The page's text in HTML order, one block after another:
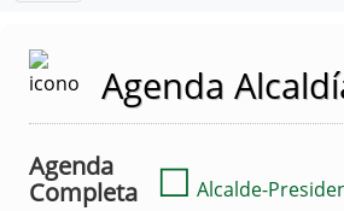
Agenda
Agenda
Completa
☐ Alcalde-